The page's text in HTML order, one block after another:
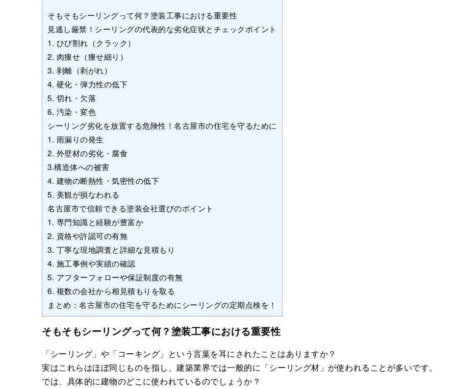
そもそもシーリングって何？塗装工事における重要性
見逃し厳禁！シーリングの代表的な劣化症状とチェックポイント
1. ひび割れ（クラック）
2. 肉痩せ（痩せ細り）
3. 剥離（剥がれ）
4. 硬化・弾力性の低下
5. 切れ・欠落
6. 汚染・変色
シーリング劣化を放置する危険性！名古屋市の住宅を守るために
1. 雨漏りの発生
2. 外壁材の劣化・腐食
3.構造体への被害
4. 建物の断熱性・気密性の低下
5. 美観が損なわれる
名古屋市で信頼できる塗装会社選びのポイント
1. 専門知識と経験が豊富か
2. 資格や許認可の有無
3. 丁寧な現地調査と詳細な見積もり
4. 施工事例や実績の確認
5. アフターフォローや保証制度の有無
6. 複数の会社から相見積もりを取る
まとめ：名古屋市の住宅を守るためにシーリングの定期点検を！
そもそもシーリングって何？塗装工事における重要性
「シーリング」や「コーキング」という言葉を耳にされたことはありますか？
実はこれらはほぼ同じものを指し、建築業界では一般的に「シーリング材」が使われることが多いです。
では、具体的に建物のどこに使われているのでしょうか？